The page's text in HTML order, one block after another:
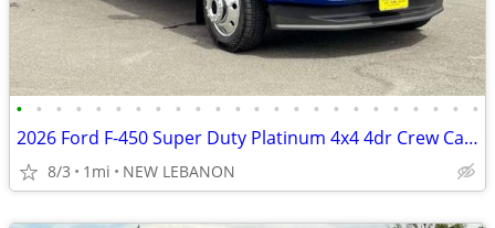
• • • • • • • • • • • • • • • • • • • • • • • •
2026 Ford F-450 Super Duty Platinum 4x4 4dr Crew Cab 8 ft. LB DRW
8/3 1mi NEW LEBANON